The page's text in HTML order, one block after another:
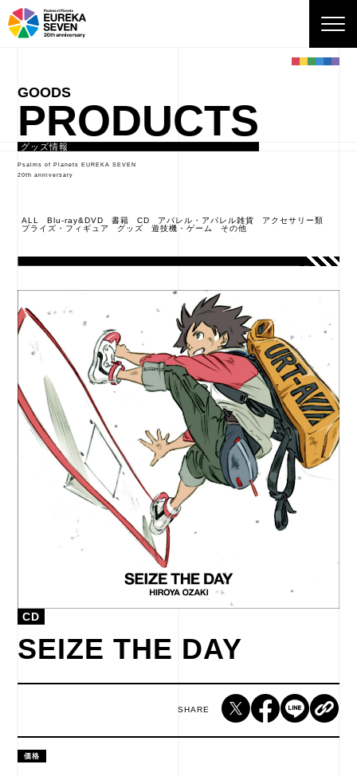
PRODUCTS
グッズ情報
Psalms of Planets EUREKA SEVEN
20th anniversary
ALL Blu-ray&DVD 書籍 CD アパレル・アパレル雑貨
アクセサリー類
プライズ・フィギュア
グッズ 遊技機・ゲーム その他
CD
SEIZE THE DAY
SHARE
価格